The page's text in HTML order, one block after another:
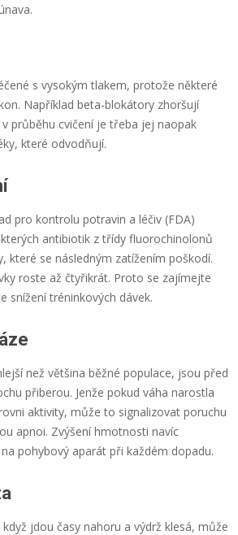
s vysokým tlakem, protože některé
Například beta-blokátory zhoršují
průběhu cvičení je třeba jej naopak
které odvodňují.
pro kontrolu potravin a léčiv (FDA)
antibiotik z třídy fluorochinolonů
které se následným zatížením poškodí.
roste až čtyřikrát. Proto se zajímejte
snížení tréninkových dávek.
než většina běžné populace, jsou před
přiberou. Jenže pokud váha narostla
aktivity, může to signalizovat poruchu
apnoi. Zvýšení hmotnosti navíc
pohybový aparát při každém dopadu.
jdou časy nahoru a výdrž klesá, může